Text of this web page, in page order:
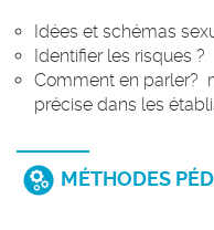
Idées et schémas
Identifier les risques ?
Comment en parler?
précise dans les
MÉTHODES